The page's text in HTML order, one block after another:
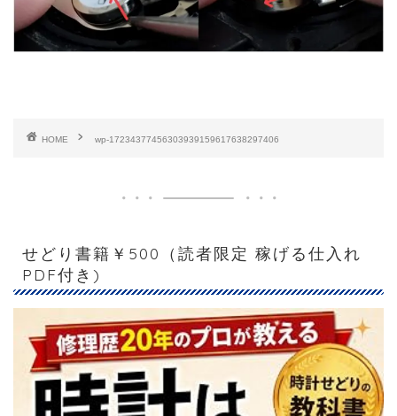
HOME wp-17234377456303939159617638297406
せどり書籍￥500（読者限定 稼げる仕入れ
PDF付き)